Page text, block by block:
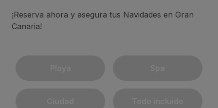
¡Reserva ahora y asegura tus Navidades en Gran
Canaria!